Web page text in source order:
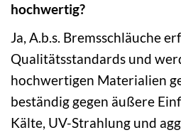
hochwertig?
Ja, A.b.s. Bremsschläuche
Qualitätsstandards und
hochwertigen Materialien
beständig gegen äußere
Kälte, UV-Strahlung und